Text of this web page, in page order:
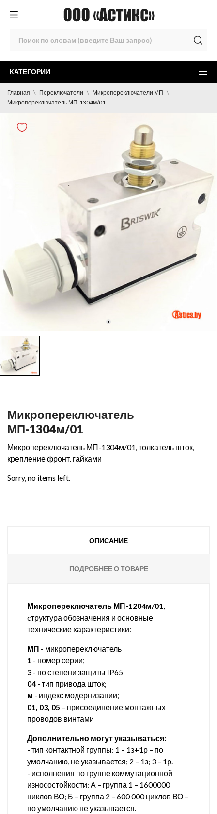
КАТЕГОРИИ
Главная Переключатели
Микропереключатели МП
Микропереключатель МП-1304м/01
Микропереключатель
МП-1304м/01
Микропереключатель МП-1304м/01, толкатель шток,
крепление фронт. гайками
Sorry, no items left.
ОПИСАНИЕ
ПОДРОБНЕЕ О ТОВАРЕ
Микропереключатель МП-1204м/01
cтруктура обозначения и основные
технические характеристики:
МП - микропереключатель
1 - номер серии;
3 - по степени защиты IP65;
04 - тип привода шток;
м - индекс модернизации;
01, 03, 05 – присоединение монтажных
проводов винтами
Дополнительно могут указываться:
- тип контактной группы: 1 – 1з+1р – по
умолчанию, не указывается; 2 – 1з; 3 – 1р.
- исполнения по группе коммутационной
износостойкости: А – группа 1 – 1600000
циклов ВО; Б – группа 2 – 600 000 циклов ВО –
по умолчанию не указывается.